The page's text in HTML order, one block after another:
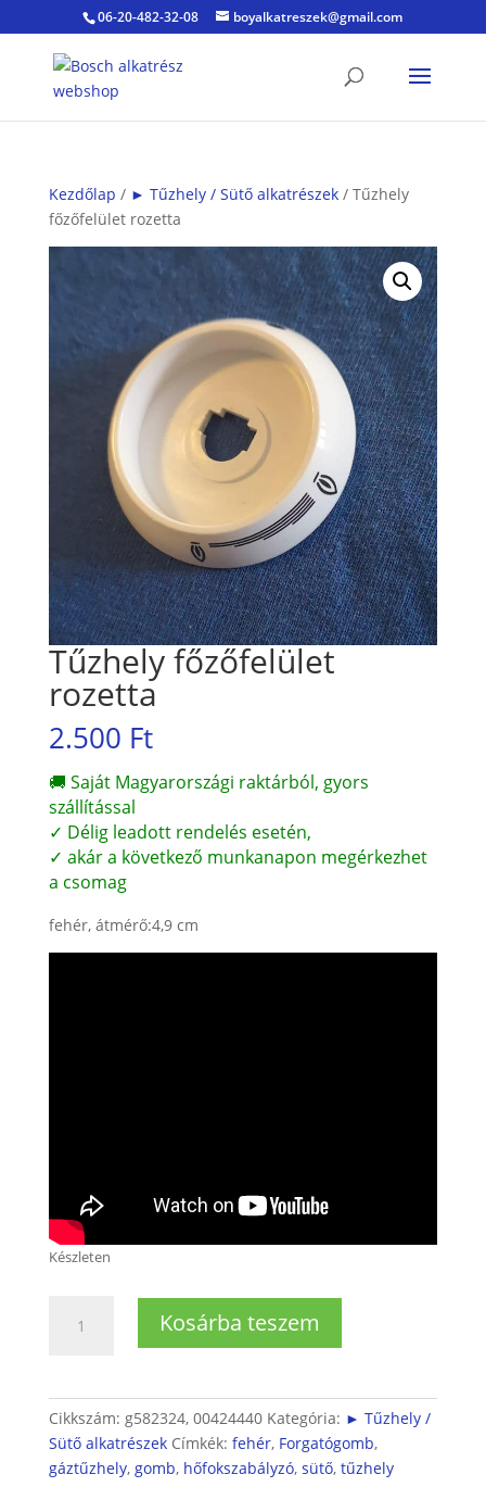
06-20-482-32-08 boyalkatreszek@gmail.com
Kezdőlap / ► Tűzhely / Sütő alkatrészek/ Tűzhely
főzőfelület rozetta
Tűzhely főzőfelület
rozetta
2.500 Ft
🚚 Saját Magyarországi raktárból, gyors
szállítással
✓ Délig leadott rendelés esetén,
✓ akár a következő munkanapon megérkezhet
a csomag
fehér, átmérő:4,9 cm
Készleten
főzőfelület
Kosárba teszem
Cikkszám: g582324, 00424440 Kategória: ► Tűzhely /
Sütő alkatrészek Címkék: fehér, Forgatógomb,
gáztűzhely, gomb, hőfokszabályzó, sütő, tűzhely